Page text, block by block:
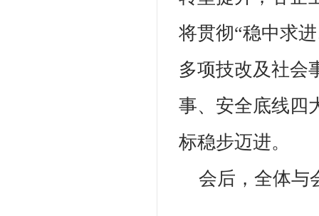
将贯彻“稳中求
多项技改及社会
事、安全底线四
标稳步迈进。
会后，全体与